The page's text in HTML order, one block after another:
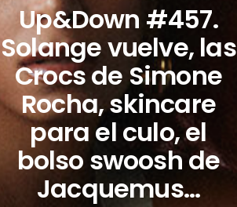
Up&Down #457.
Solange vuelve, las
Crocs de Simone
Rocha, skincare
para el culo, el
bolso swoosh de
Jacquemus…